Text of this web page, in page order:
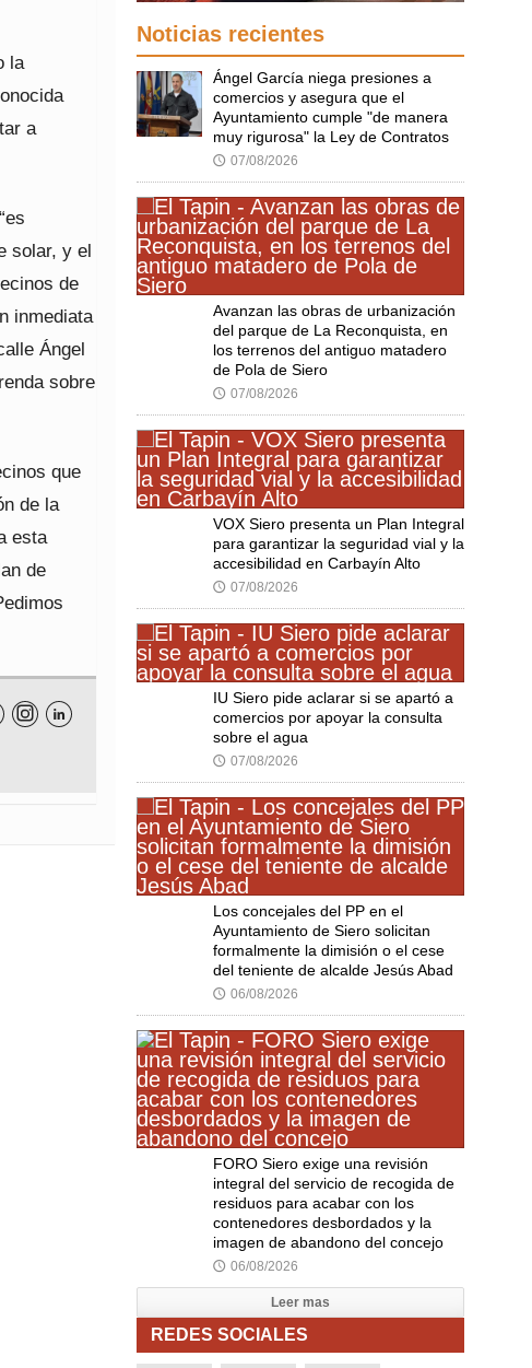
la
a
solar, y el
de
inmediata
Ángel
sobre
que
de la
esta
de

Noticias recientes
Ángel García niega presiones a
comercios y asegura que el
Ayuntamiento cumple "de manera
muy rigurosa" la Ley de Contratos
🕔 07/08/2026
Avanzan las obras de urbanización
del parque de La Reconquista, en
los terrenos del antiguo matadero
de Pola de Siero
🕔 07/08/2026
VOX Siero presenta un Plan Integral
para garantizar la seguridad vial y la
accesibilidad en Carbayín Alto
🕔 07/08/2026
IU Siero pide aclarar si se apartó a
comercios por apoyar la consulta
sobre el agua
🕔 07/08/2026
Los concejales del PP en el
Ayuntamiento de Siero solicitan
formalmente la dimisión o el cese
del teniente de alcalde Jesús Abad
🕔 06/08/2026
FORO Siero exige una revisión
integral del servicio de recogida de
residuos para acabar con los
contenedores desbordados y la
imagen de abandono del concejo
🕔 06/08/2026
Leer mas
REDES SOCIALES